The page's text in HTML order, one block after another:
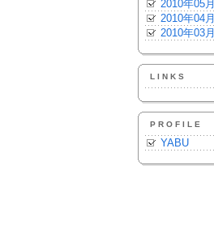
2010年05月
2010年04月
2010年03月
LINKS
PROFILE
YABU